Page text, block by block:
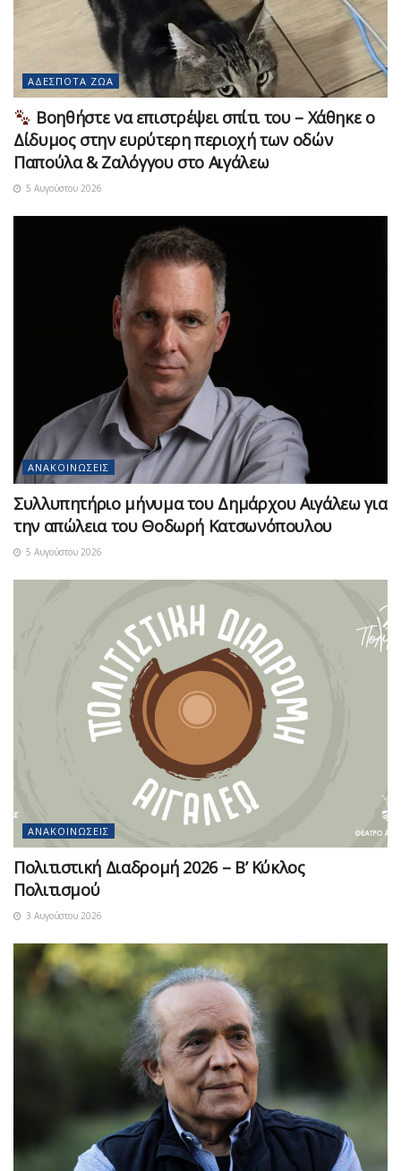
ΑΔΈΣΠΟΤΑ ΖΏΑ
Βοηθήστε να επιστρέψει σπίτι του – Χάθηκε ο
Δίδυμος στην ευρύτερη περιοχή των οδών
Παπούλα & Ζαλόγγου στο Αιγάλεω
5 Αυγούστου 2026
ΑΝΑΚΟΙΝΏΣΕΙΣ
Συλλυπητήριο μήνυμα του Δημάρχου Αιγάλεω για
την απώλεια του Θοδωρή Κατσωνόπουλου
5 Αυγούστου 2026
ΑΝΑΚΟΙΝΏΣΕΙΣ
Πολιτιστική Διαδρομή 2026 – Β’ Κύκλος
Πολιτισμού
3 Αυγούστου 2026